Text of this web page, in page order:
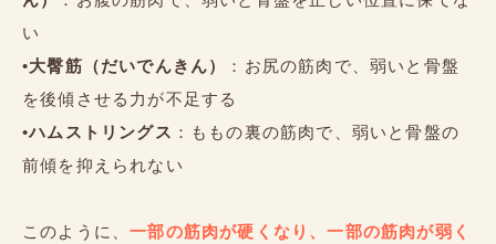
い
•大臀筋（だいでんきん）
：お尻の筋肉で、弱いと骨盤
を後傾させる力が不足する
•ハムストリングス ：ももの裏の筋肉で、弱いと骨盤の
前傾を抑えられない
このように、一部の筋肉が硬くなり、一部の筋肉が弱く